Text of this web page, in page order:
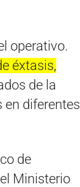
operativo.
éxtasis,
de la
en diferentes
de
Ministerio